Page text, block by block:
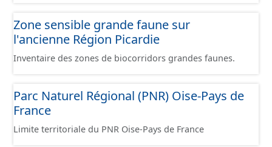
ou végétales protégées au titre des articles L.411-1 et
L.411-2 du Code de l'Environnement.
Zone sensible grande faune sur
l'ancienne Région Picardie
Inventaire des zones de biocorridors grandes faunes.
Parc Naturel Régional (PNR) Oise-Pays de
France
Limite territoriale du PNR Oise-Pays de France